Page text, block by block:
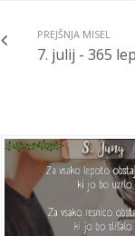
PREJŠNJA MISEL
7. julij - 365